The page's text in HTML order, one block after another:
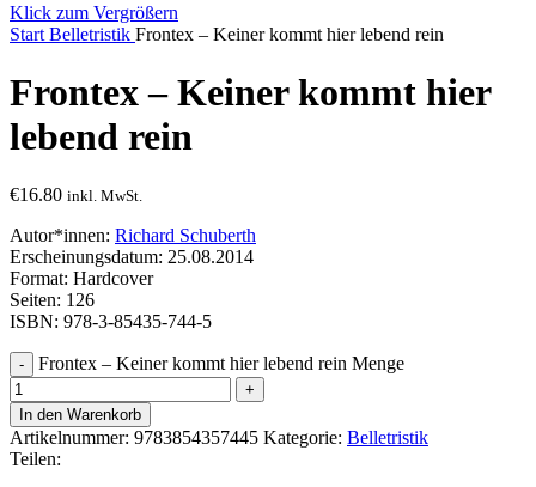
Klick zum Vergrößern
Start Belletristik Frontex – Keiner kommt hier lebend rein
Frontex – Keiner kommt hier
lebend rein
€16.80 inkl. MwSt.
Autor*innen: Richard Schuberth
Erscheinungsdatum: 25.08.2014
Format: Hardcover
Seiten: 126
ISBN: 978-3-85435-744-5
Frontex – Keiner kommt hier lebend rein Menge
In den Warenkorb
Artikelnummer: 9783854357445 Kategorie: Belletristik
Teilen: